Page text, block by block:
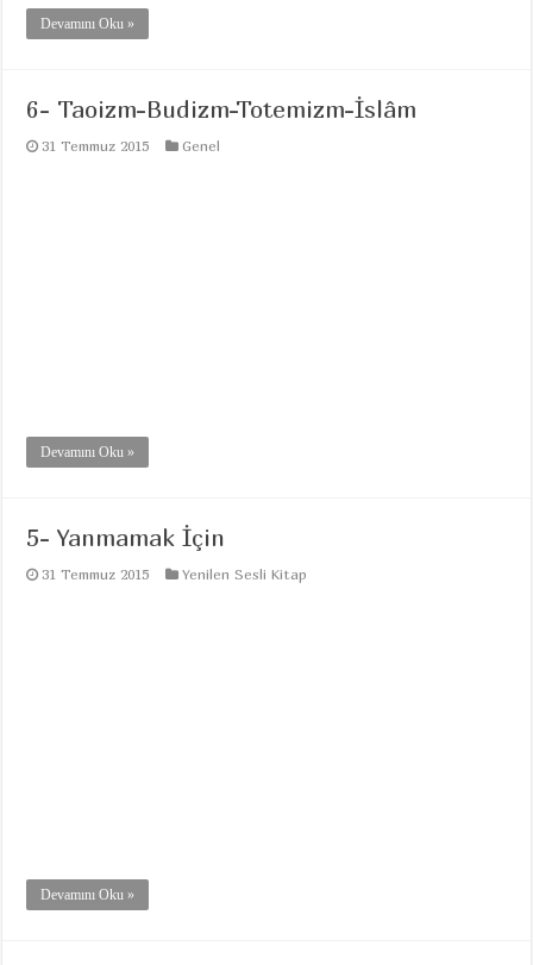
Devamını Oku »
6- Taoizm-Budizm-Totemizm-İslâm
31 Temmuz 2015 Genel
Devamını Oku »
5- Yanmamak İçin
31 Temmuz 2015 Yenilen Sesli Kitap
Devamını Oku »